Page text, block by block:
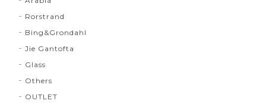
Rorstrand
Bing&Grondahl
Jie Gantofta
Glass
Others
OUTLET